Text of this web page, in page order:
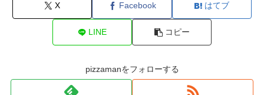
X Facebook はてブ
LINE コピー
pizzamanをフォローする